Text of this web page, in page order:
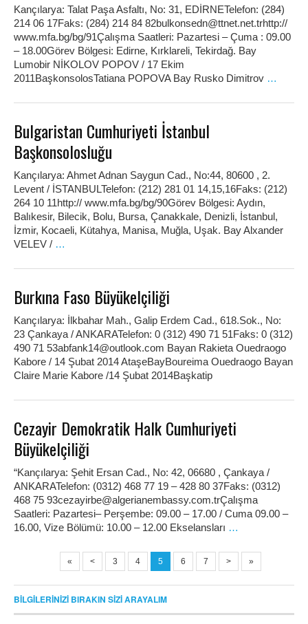
Kançılarya: Talat Paşa Asfaltı, No: 31, EDİRNETelefon: (284)
214 06 17Faks: (284) 214 84 82bulkonsedn@ttnet.net.trhttp://
www.mfa.bg/bg/91Çalışma Saatleri: Pazartesi – Çuma : 09.00
– 18.00Görev Bölgesi: Edirne, Kırklareli, Tekirdağ. Bay
Lumobir NİKOLOV POPOV / 17 Ekim
2011BaşkonsolosTatiana POPOVA Bay Rusko Dimitrov …
Bulgaristan Cumhuriyeti İstanbul
Başkonsolosluğu
Kançılarya: Ahmet Adnan Saygun Cad., No:44, 80600 , 2.
Levent / İSTANBULTelefon: (212) 281 01 14,15,16Faks: (212)
264 10 11http:// www.mfa.bg/bg/90Görev Bölgesi: Aydın,
Balıkesir, Bilecik, Bolu, Bursa, Çanakkale, Denizli, İstanbul,
İzmir, Kocaeli, Kütahya, Manisa, Muğla, Uşak. Bay Alxander
VELEV / …
Burkına Faso Büyükelçiliği
Kançılarya: İlkbahar Mah., Galip Erdem Cad., 618.Sok., No:
23 Çankaya / ANKARATelefon: 0 (312) 490 71 51Faks: 0 (312)
490 71 53abfank14@outlook.com Bayan Rakieta Ouedraogo
Kabore / 14 Şubat 2014 AtaşeBayBoureima Ouedraogo Bayan
Claire Marie Kabore /14 Şubat 2014Başkatip
Cezayir Demokratik Halk Cumhuriyeti
Büyükelçiliği
“Kançılarya: Şehit Ersan Cad., No: 42, 06680 , Çankaya /
ANKARATelefon: (0312) 468 77 19 – 428 80 37Faks: (0312)
468 75 93cezayirbe@algerianembassy.com.trÇalışma
Saatleri: Pazartesi– Perşembe: 09.00 – 17.00 / Cuma 09.00 –
16.00, Vize Bölümü: 10.00 – 12.00 Ekselansları …
« < 3 4 5 6 7 > »
BİLGİLERİNİZİ BIRAKIN SİZİ ARAYALIM